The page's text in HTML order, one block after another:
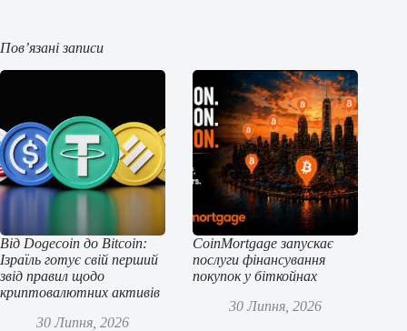
Пов’язані записи
Від Dogecoin до Bitcoin:
Ізраїль готує свій перший
звід правил щодо
криптовалютних активів
30 Липня, 2026
CoinMortgage запускає
послуги фінансування
покупок у біткойнах
30 Липня, 2026